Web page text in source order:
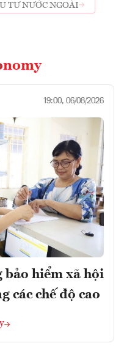
TƯ NƯỚC NGOÀI
19:00, 06/08/2026
bảo hiểm xã hội
các chế độ cao